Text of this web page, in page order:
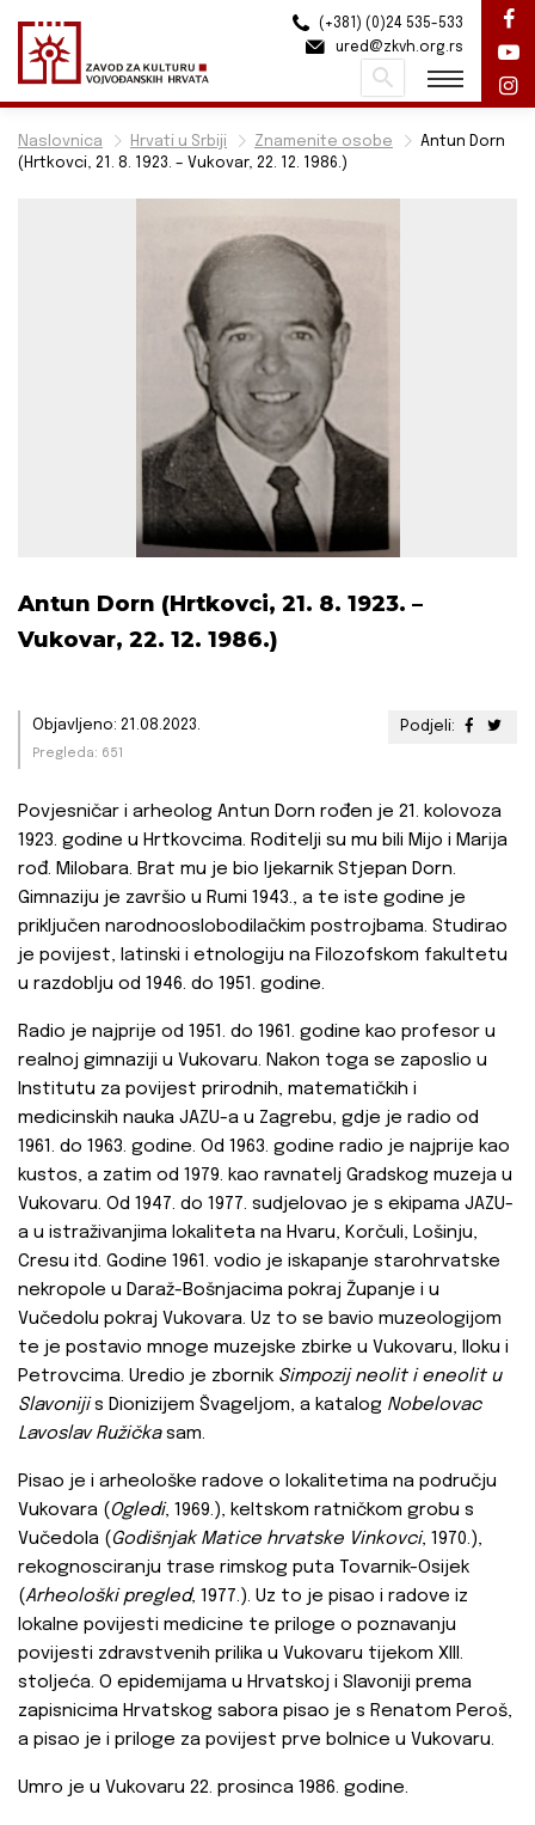
Naslovnica Hrvati u Srbiji Znamenite osobe
Antun Dorn
(Hrtkovci, 21. 8. 1923. – Vukovar, 22. 12. 1986.)
Antun Dorn (Hrtkovci, 21. 8. 1923. –
Vukovar, 22. 12. 1986.)
Podjeli:
Objavljeno: 21.08.2023.
Pregleda: 651
Povjesničar i arheolog Antun Dorn rođen je 21. kolovoza
1923. godine u Hrtkovcima. Roditelji su mu bili Mijo i Marija
rođ. Milobara. Brat mu je bio ljekarnik Stjepan Dorn.
Gimnaziju je završio u Rumi 1943., a te iste godine je
priključen narodnooslobodilačkim postrojbama. Studirao
je povijest, latinski i etnologiju na Filozofskom fakultetu
u razdoblju od 1946. do 1951. godine.
Radio je najprije od 1951. do 1961. godine kao profesor u
realnoj gimnaziji u Vukovaru. Nakon toga se zaposlio u
Institutu za povijest prirodnih, matematičkih i
medicinskih nauka JAZU-a u Zagrebu, gdje je radio od
1961. do 1963. godine. Od 1963. godine radio je najprije kao
kustos, a zatim od 1979. kao ravnatelj Gradskog muzeja u
Vukovaru. Od 1947. do 1977. sudjelovao je s ekipama JAZU-
a u istraživanjima lokaliteta na Hvaru, Korčuli, Lošinju,
Cresu itd. Godine 1961. vodio je iskapanje starohrvatske
nekropole u Daraž-Bošnjacima pokraj Županje i u
Vučedolu pokraj Vukovara. Uz to se bavio muzeologijom
te je postavio mnoge muzejske zbirke u Vukovaru, Iloku i
Petrovcima. Uredio je zbornik Simpozij neolit i eneolit u
Slavonijis Dionizijem Švageljom, a katalog Nobelovac
Lavoslav Ružičkasam.
Pisao je i arheološke radove o lokalitetima na području
Vukovara (Ogledi, 1969.), keltskom ratničkom grobu s
Vučedola (Godišnjak Matice hrvatske Vinkovci, 1970.),
rekognosciranju trase rimskog puta Tovarnik-Osijek
(Arheološki pregled, 1977.). Uz to je pisao i radove iz
lokalne povijesti medicine te priloge o poznavanju
povijesti zdravstvenih prilika u Vukovaru tijekom XIII.
stoljeća. O epidemijama u Hrvatskoj i Slavoniji prema
zapisnicima Hrvatskog sabora pisao je s Renatom Peroš,
a pisao je i priloge za povijest prve bolnice u Vukovaru.
Umro je u Vukovaru 22. prosinca 1986. godine.
(+381) (0)24 535-533
ured@zkvh.org.rs
Pretraži